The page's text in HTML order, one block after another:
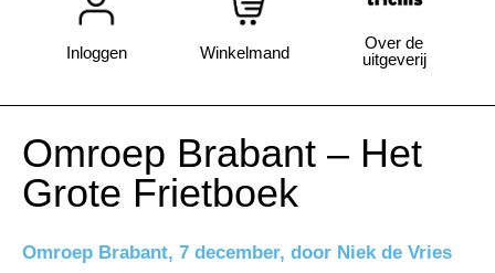
Inloggen Winkelmand
Over de
uitgeverij
Omroep Brabant – Het
Grote Frietboek
Omroep Brabant, 7 december, door Niek de Vries